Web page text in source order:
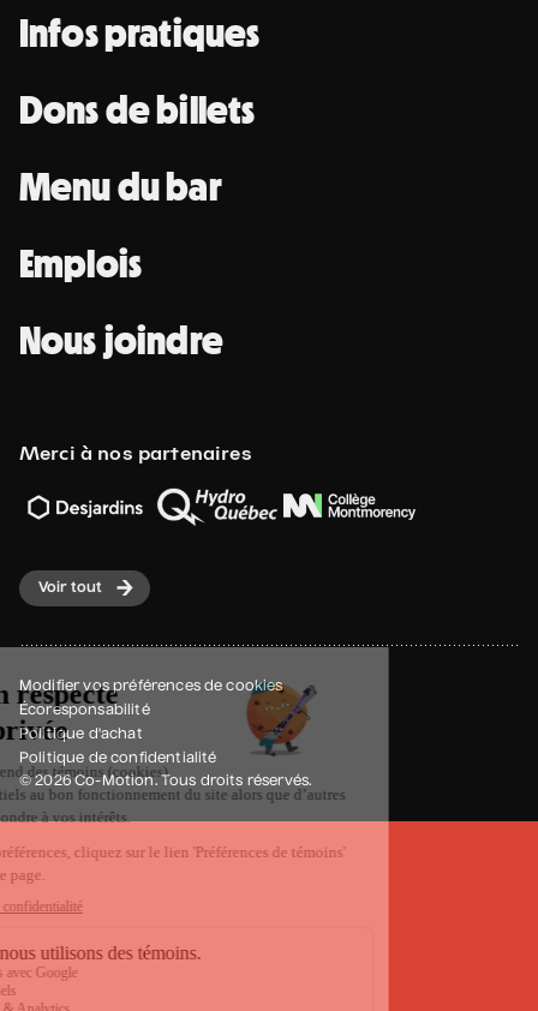
Infos pratiques
Dons de billets
Menu du bar
Emplois
Nous joindre
Merci à nos partenaires
Voir tout
© 2026 Co-Motion. Tous droits réservés.
Écoresponsabilité
Politique d'achat
Politique de confidentialité
Modifier vos préférences de cookies